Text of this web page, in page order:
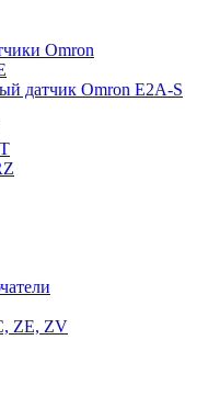
Omron
датчик Omron E2A-S
ZE, ZV